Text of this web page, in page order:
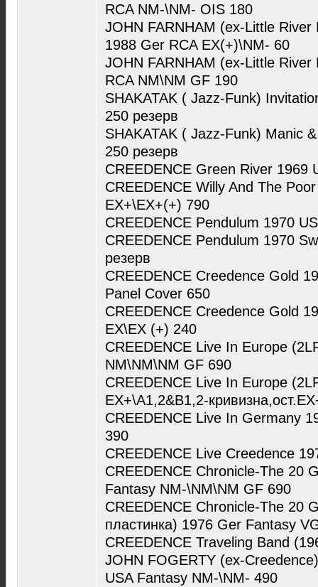
RCA NM-\NM- OIS 180
JOHN FARNHAM (ex-Little
1988 Ger RCA EX(+)\NM- 60
JOHN FARNHAM (ex-Little
RCA NM\NM GF 190
SHAKATAK ( Jazz-Funk)
250 резерв
SHAKATAK ( Jazz-Funk) Manic
250 резерв
CREEDENCE Green River 1969
CREEDENCE Willy And The
EX+\EX+(+) 790
CREEDENCE Pendulum 1970
CREEDENCE Pendulum 1970
резерв
CREEDENCE Creedence Gold
Panel Cover 650
CREEDENCE Creedence Gold
EX\EX (+) 240
CREEDENCE Live In Europe
NM\NM\NM GF 690
CREEDENCE Live In Europe
EX+\A1,2&B1,2-
CREEDENCE Live In Germany
390
CREEDENCE Live Creedence
CREEDENCE Chronicle-The 20
Fantasy NM-\NM\NM GF 690
CREEDENCE Chronicle-The 20
пластинка) 1976 Ger Fantasy
CREEDENCE Traveling Band
JOHN FOGERTY (ex-
USA Fantasy NM-\NM- 490